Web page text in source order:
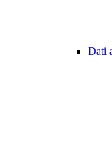
Dati